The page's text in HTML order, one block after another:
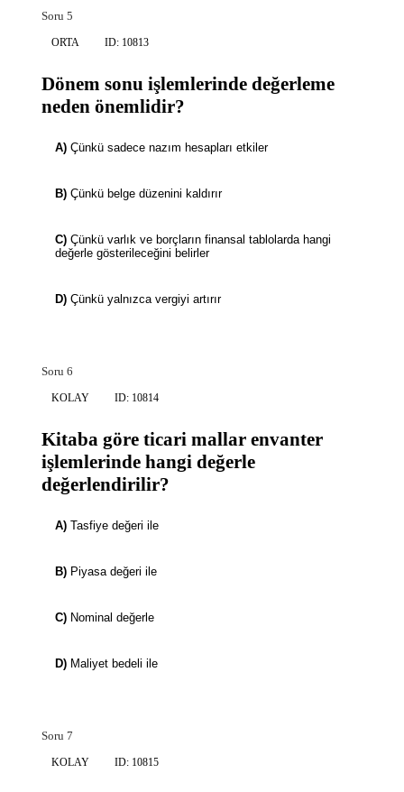
Soru 5
ORTA ID: 10813
Dönem sonu işlemlerinde değerleme
neden önemlidir?
A) Çünkü sadece nazım hesapları etkiler
B) Çünkü belge düzenini kaldırır
C)
değerle gösterileceğini belirler
D) Çünkü yalnızca vergiyi artırır
Soru 6
KOLAY ID: 10814
Kitaba göre ticari mallar envanter
işlemlerinde hangi değerle
değerlendirilir?
A) Tasfiye değeri ile
B) Piyasa değeri ile
C) Nominal değerle
D) Maliyet bedeli ile
Soru 7
KOLAY ID: 10815